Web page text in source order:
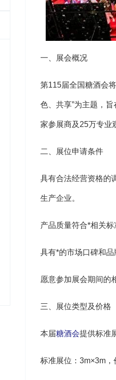
一、展会概况
第115届全国糖酒会
色、共享”为主题，
家参展商及25万专业
二、展位申请条件
具有合法经营资格的
生产企业。
产品质量符合*相关标
具有*的市场口碑和品
愿意参加展会期间的
三、展位类型及价格
本届糖酒会提供标准
标准展位：3m×3m，